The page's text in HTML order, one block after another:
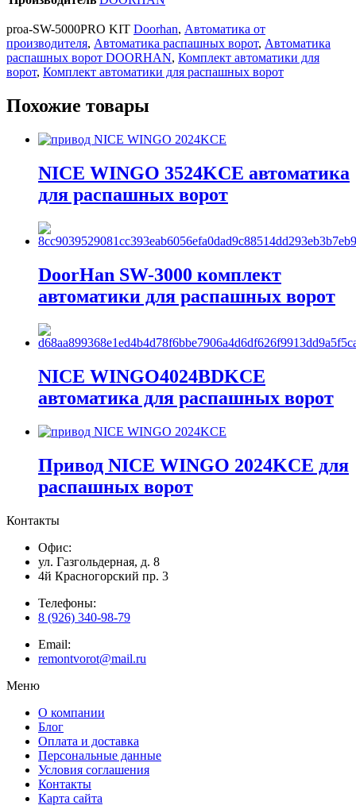
proa-SW-5000PRO KIT Doorhan, Автоматика от
производителя, Автоматика распашных ворот, Автоматика
распашных ворот DOORHAN, Комплект автоматики для
ворот, Комплект автоматики для распашных ворот
Похожие товары
NICE WINGO 3524KCE автоматика
для распашных ворот
DoorHan SW-3000 комплект
автоматики для распашных ворот
NICE WINGO4024BDKCE
автоматика для распашных ворот
Привод NICE WINGO 2024KCE для
распашных ворот
Контакты
Офис:
ул. Газгольдерная, д. 8
4й Красногорский пр. 3
Телефоны:
8 (926) 340-98-79
Email:
remontvorot@mail.ru
Меню
О компании
Блог
Оплата и доставка
Персональные данные
Условия соглашения
Контакты
Карта сайта